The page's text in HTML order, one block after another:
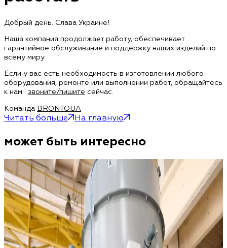
Добрый день. Слава Украине!
Наша компания продолжает работу, обеспечивает
гарантийное обслуживание и поддержку наших изделий по
всему миру.
Если у вас есть необходимость в изготовлении любого
оборудования, ремонте или выполнении работ, обращайтесь
к нам: звоните/пишите сейчас.
Команда BRONTO.UA
Читать больше На главную
может быть интересно